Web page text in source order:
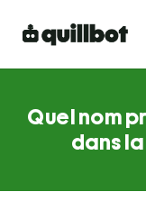
Quel nom
dans